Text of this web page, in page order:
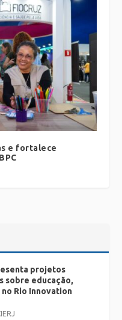
e fortalece
projetos
sobre educação,
Rio Innovation